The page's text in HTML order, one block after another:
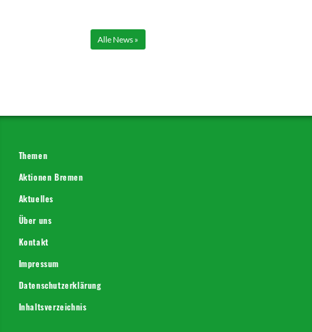
Alle News »
Themen
Aktionen Bremen
Aktuelles
Über uns
Kontakt
Impressum
Datenschutzerklärung
Inhaltsverzeichnis